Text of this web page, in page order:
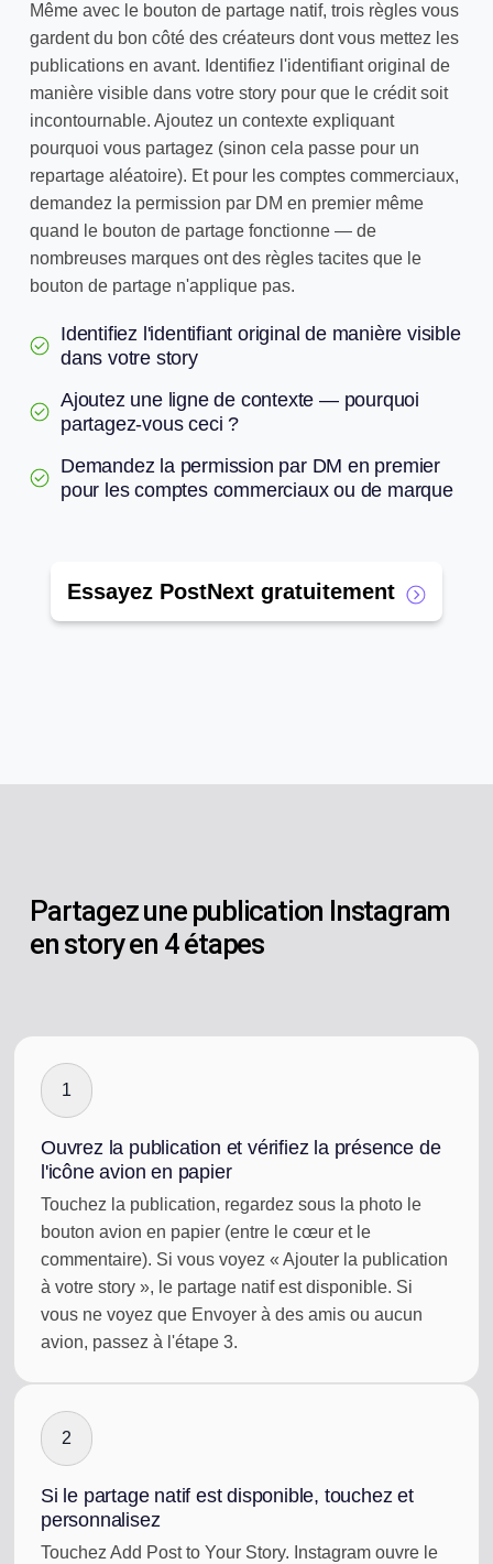
Même avec le bouton de partage natif, trois règles vous
gardent du bon côté des créateurs dont vous mettez les
publications en avant. Identifiez l'identifiant original de
manière visible dans votre story pour que le crédit soit
incontournable. Ajoutez un contexte expliquant
pourquoi vous partagez (sinon cela passe pour un
repartage aléatoire). Et pour les comptes commerciaux,
demandez la permission par DM en premier même
quand le bouton de partage fonctionne — de
nombreuses marques ont des règles tacites que le
bouton de partage n'applique pas.
Identifiez l'identifiant original de manière visible
dans votre story
Ajoutez une ligne de contexte — pourquoi
partagez-vous ceci ?
Demandez la permission par DM en premier
pour les comptes commerciaux ou de marque
Essayez PostNext gratuitement
Partagez une publication Instagram
en story en 4 étapes
1
Ouvrez la publication et vérifiez la présence de
l'icône avion en papier
Touchez la publication, regardez sous la photo le
bouton avion en papier (entre le cœur et le
commentaire). Si vous voyez « Ajouter la publication
à votre story », le partage natif est disponible. Si
vous ne voyez que Envoyer à des amis ou aucun
avion, passez à l'étape 3.
2
Si le partage natif est disponible, touchez et
personnalisez
Touchez Add Post to Your Story. Instagram ouvre le